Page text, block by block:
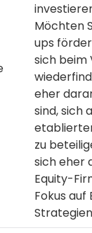
Möchten
ups
sich beim
eher
sind, sich
zu
sich eher
Equity-
Fokus auf